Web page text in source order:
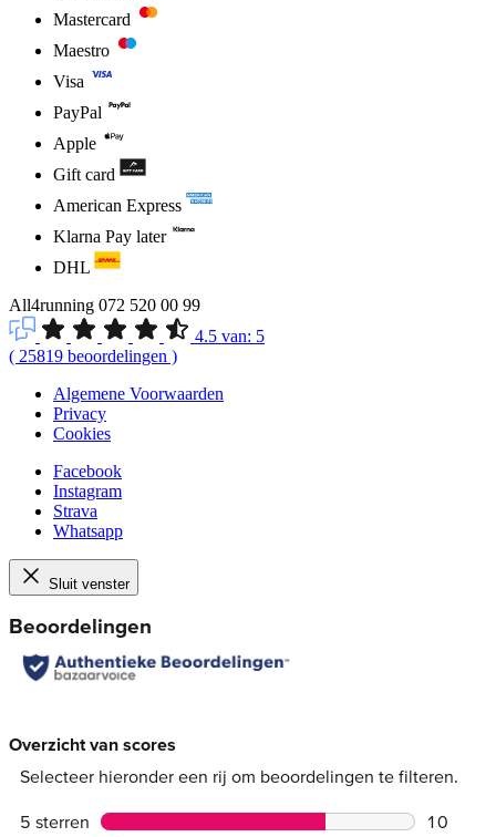
Mastercard
Maestro
Visa
PayPal
Apple
Gift card
American Express
Klarna Pay later
DHL
All4running 072 520 00 99
4.5 van: 5
( 25819 beoordelingen )
Algemene Voorwaarden
Privacy
Cookies
Facebook
Instagram
Strava
Whatsapp
Sluit venster